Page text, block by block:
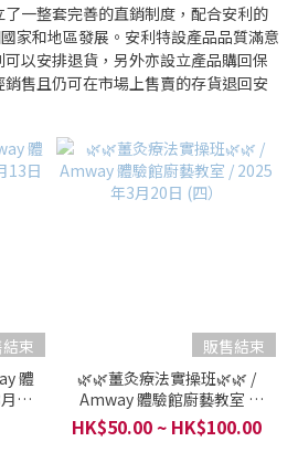
一整套完善的直銷制度，配合安利的
家和地區發展。安利特設產品品質滿意
以安排退貨，另外亦設立產品購回保
售且仍可在市場上售賣的存貨退回安
束
體
13
販售結束
🌿🌿薑灸療法實操班🌿🌿 /
Amway 體驗館廚藝教室 /
2025年3月20日 (四）
HK$50.00 ~ HK$100.00